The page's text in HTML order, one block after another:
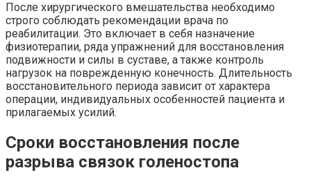
После хирургического вмешательства необходимо
строго соблюдать рекомендации врача по
реабилитации. Это включает в себя назначение
физиотерапии, ряда упражнений для восстановления
подвижности и силы в суставе, а также контроль
нагрузок на поврежденную конечность. Длительность
восстановительного периода зависит от характера
операции, индивидуальных особенностей пациента и
прилагаемых усилий.
Сроки восстановления после
разрыва связок голеностопа